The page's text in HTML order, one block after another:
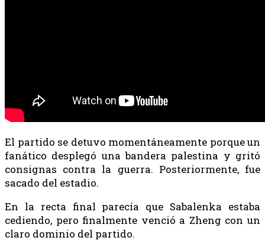
El partido se detuvo momentáneamente porque un
fanático desplegó una bandera palestina y gritó
consignas contra la guerra. Posteriormente, fue
sacado del estadio.
En la recta final parecía que Sabalenka estaba
cediendo, pero finalmente venció a Zheng con un
claro dominio del partido.